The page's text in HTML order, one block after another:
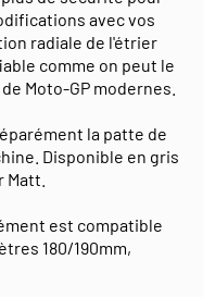
avec vos
radiale de l'étrier
comme on peut le
Moto-GP modernes.
la patte de
Disponible en gris
est compatible
180/190mm,